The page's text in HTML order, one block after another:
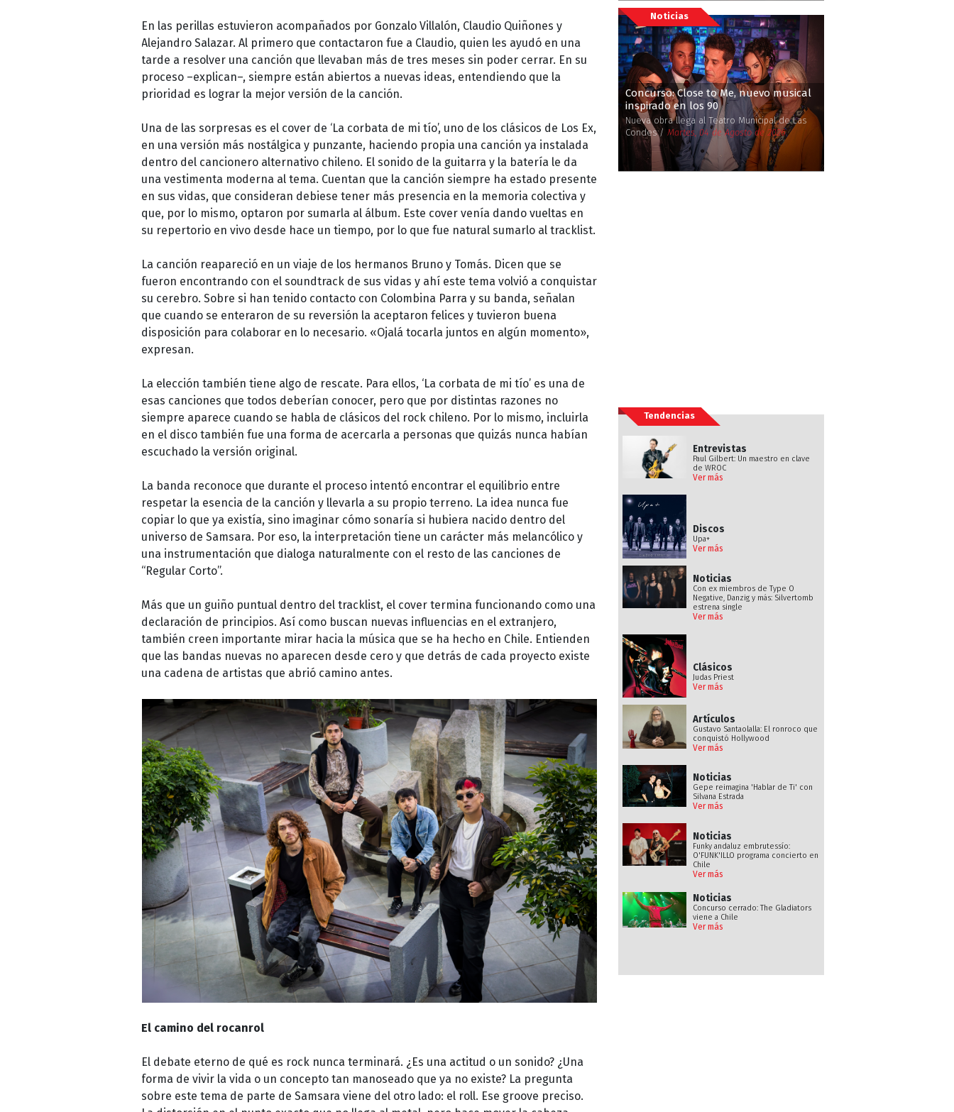
En las perillas estuvieron acompañados por Gonzalo Villalón, Claudio Quiñones y
Alejandro Salazar. Al primero que contactaron fue a Claudio, quien les ayudó en una
tarde a resolver una canción que llevaban más de tres meses sin poder cerrar. En su
proceso –explican–, siempre están abiertos a nuevas ideas, entendiendo que la
prioridad es lograr la mejor versión de la canción.
Una de las sorpresas es el cover de ‘La corbata de mi tío’, uno de los clásicos de Los Ex,
en una versión más nostálgica y punzante, haciendo propia una canción ya instalada
dentro del cancionero alternativo chileno. El sonido de la guitarra y la batería le da
una vestimenta moderna al tema. Cuentan que la canción siempre ha estado presente
en sus vidas, que consideran debiese tener más presencia en la memoria colectiva y
que, por lo mismo, optaron por sumarla al álbum. Este cover venía dando vueltas en
su repertorio en vivo desde hace un tiempo, por lo que fue natural sumarlo al tracklist.
La canción reapareció en un viaje de los hermanos Bruno y Tomás. Dicen que se
fueron encontrando con el soundtrack de sus vidas y ahí este tema volvió a conquistar
su cerebro. Sobre si han tenido contacto con Colombina Parra y su banda, señalan
que cuando se enteraron de su reversión la aceptaron felices y tuvieron buena
disposición para colaborar en lo necesario. «Ojalá tocarla juntos en algún momento»,
expresan.
La elección también tiene algo de rescate. Para ellos, ‘La corbata de mi tío’ es una de
esas canciones que todos deberían conocer, pero que por distintas razones no
siempre aparece cuando se habla de clásicos del rock chileno. Por lo mismo, incluirla
en el disco también fue una forma de acercarla a personas que quizás nunca habían
escuchado la versión original.
La banda reconoce que durante el proceso intentó encontrar el equilibrio entre
respetar la esencia de la canción y llevarla a su propio terreno. La idea nunca fue
copiar lo que ya existía, sino imaginar cómo sonaría si hubiera nacido dentro del
universo de Samsara. Por eso, la interpretación tiene un carácter más melancólico y
una instrumentación que dialoga naturalmente con el resto de las canciones de
“Regular Corto”.
Más que un guiño puntual dentro del tracklist, el cover termina funcionando como una
declaración de principios. Así como buscan nuevas influencias en el extranjero,
también creen importante mirar hacia la música que se ha hecho en Chile. Entienden
que las bandas nuevas no aparecen desde cero y que detrás de cada proyecto existe
una cadena de artistas que abrió camino antes.
El camino del rocanrol
El debate eterno de qué es rock nunca terminará. ¿Es una actitud o un sonido? ¿Una
forma de vivir la vida o un concepto tan manoseado que ya no existe? La pregunta
sobre este tema de parte de Samsara viene del otro lado: el roll. Ese groove preciso.
Noticias
Concurso: Close to Me, nuevo musical
inspirado en los 90
Nueva obra llega al Teatro Municipal de Las
Condes /Martes, 04 de Agosto de 2026
Tendencias
Entrevistas
Paul Gilbert: Un maestro en clave
de WROC
Ver más
Discos
Upa+
Ver más
Noticias
Con ex miembros de Type O
Negative, Danzig y más: Silvertomb
estrena single
Ver más
Clásicos
Judas Priest
Ver más
Artículos
Gustavo Santaolalla: El ronroco que
conquistó Hollywood
Ver más
Noticias
Gepe reimagina 'Hablar de Ti' con
Silvana Estrada
Ver más
Noticias
Funky andaluz embrutessío:
O'FUNK'ILLO programa concierto en
Chile
Ver más
Noticias
Concurso cerrado: The Gladiators
viene a Chile
Ver más